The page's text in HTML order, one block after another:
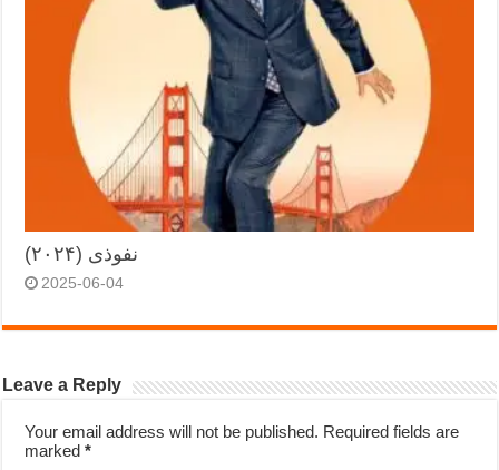
نفوذی (۲۰۲۴)
2025-06-04
Leave a Reply
Your email address will not be published. Required fields are
marked*